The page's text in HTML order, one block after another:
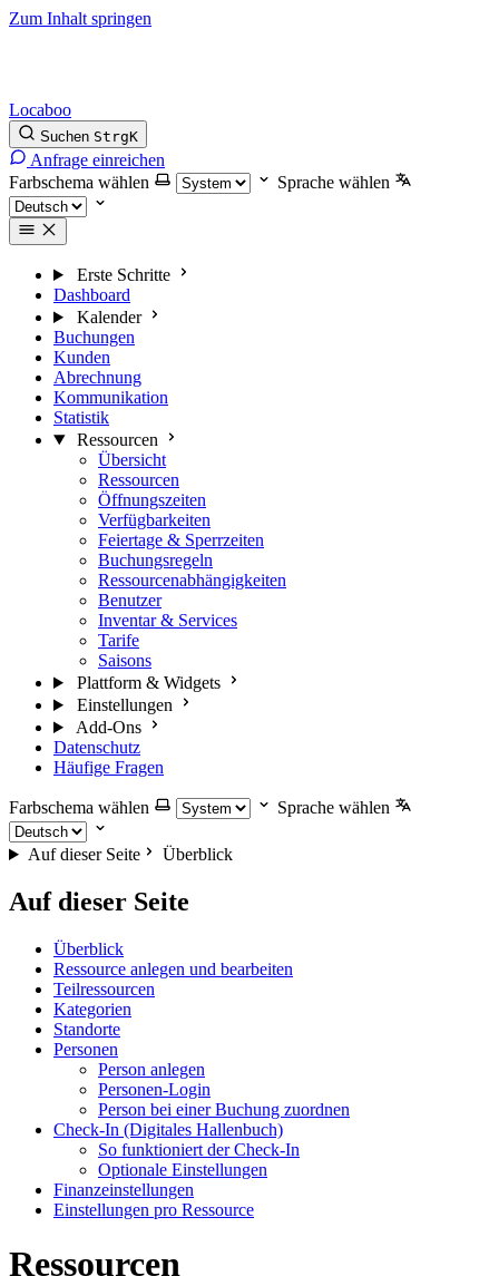
Zum Inhalt springen
Locaboo
Suchen StrgK
Anfrage einreichen
Farbschema wählen
Sprache wählen
Erste Schritte
Dashboard
Kalender
Buchungen
Kunden
Abrechnung
Kommunikation
Statistik
Ressourcen
Übersicht
Ressourcen
Öffnungszeiten
Verfügbarkeiten
Feiertage & Sperrzeiten
Buchungsregeln
Ressourcenabhängigkeiten
Benutzer
Inventar & Services
Tarife
Saisons
Plattform & Widgets
Einstellungen
Add-Ons
Datenschutz
Häufige Fragen
Farbschema wählen Sprache wählen
Auf dieser Seite Überblick
Auf dieser Seite
Überblick
Ressource anlegen und bearbeiten
Teilressourcen
Kategorien
Standorte
Personen
Person anlegen
Personen-Login
Person bei einer Buchung zuordnen
Check-In (Digitales Hallenbuch)
So funktioniert der Check-In
Optionale Einstellungen
Finanzeinstellungen
Einstellungen pro Ressource
Ressourcen